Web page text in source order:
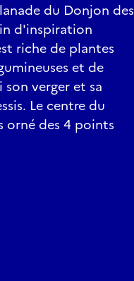
du Donjon des
d'inspiration
riche de plantes
et de
verger et sa
Le centre du
orné des 4 points